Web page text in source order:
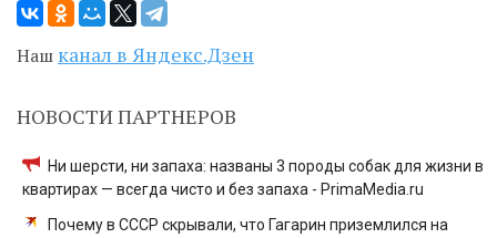
Наш канал в Яндекс.Дзен
НОВОСТИ ПАРТНЕРОВ
Ни шерсти, ни запаха: названы 3 породы собак для жизни в
квартирах — всегда чисто и без запаха - PrimaMedia.ru
Почему в СССР скрывали, что Гагарин приземлился на